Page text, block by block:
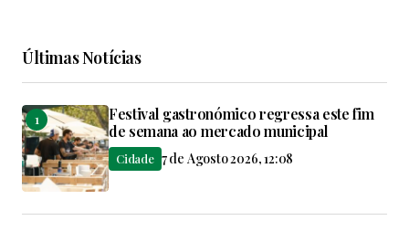
Últimas Notícias
Festival gastronómico regressa este fim
de semana ao mercado municipal
Cidade 7 de Agosto 2026, 12:08